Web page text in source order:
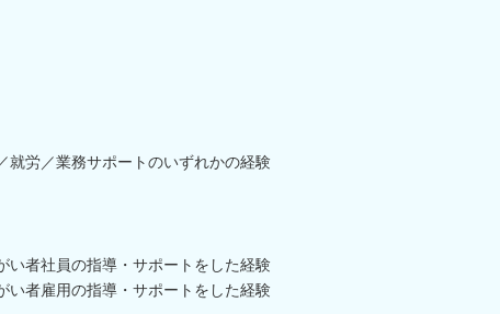
就労／業務サポートのいずれかの経験
い者社員の指導・サポートをした経験
い者雇用の指導・サポートをした経験